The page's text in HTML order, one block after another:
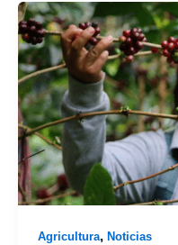
Agricultura, Noticias